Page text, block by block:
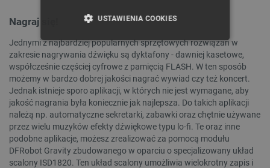
Nagraj się!
Jednymi z najbardziej popularnych sprzętowych rozwiązań w
zakresie nagrywania dźwięku są dyktafony - dawniej kasetowe,
współcześnie częściej cyfrowe z pamięcią FLASH. W ten sposób
możemy w bardzo dobrej jakości nagrać wywiad czy też koncert.
Jednak istnieje sporo aplikacji, w których nie jest wymagane, aby
jakość nagrania była koniecznie jak najlepsza. Do takich aplikacji
należą np. automatyczne sekretarki, zabawki oraz chętnie używane
przez wielu muzyków efekty dźwiękowe typu lo-fi. Te oraz inne
podobne aplikacje, możesz zrealizować za pomocą modułu
DFRobot Gravity zbudowanego w oparciu o specjalizowany układ
scalony ISD1820. Ten układ scalony umożliwia wielokrotny zapis i
USTAWIENIA COOKIES
NIEZBĘDNE WYDAJNOŚĆ
TARGETOWANIE
FUNKCJONALNOŚĆ
Niezbędne Wydajność Targetowanie